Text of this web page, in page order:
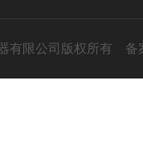
有限公司版权所有 备